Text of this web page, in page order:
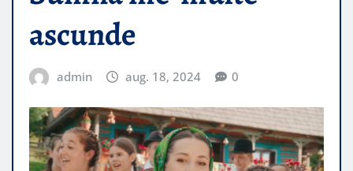
ascunde
admin aug. 18, 2024 0